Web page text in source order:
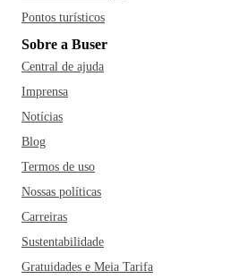
Pontos turísticos
Sobre a Buser
Central de ajuda
Imprensa
Notícias
Blog
Termos de uso
Nossas políticas
Carreiras
Sustentabilidade
Gratuidades e Meia Tarifa